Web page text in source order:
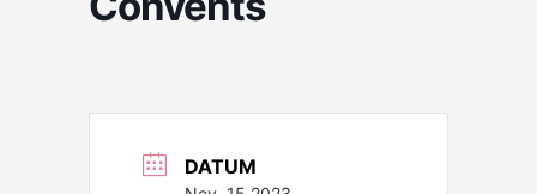
DATUM